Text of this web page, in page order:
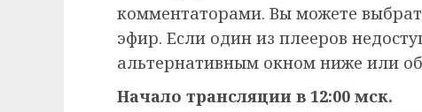
комментаторами. Вы можете
эфир. Если один из плееров
альтернативным окном ниже или
Начало трансляции в 12:00 мск.